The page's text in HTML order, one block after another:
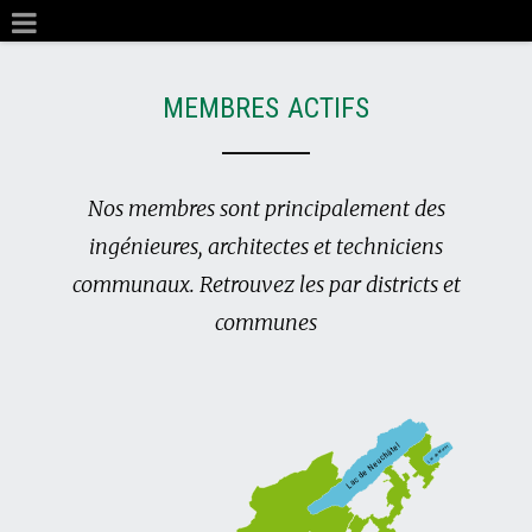
MEMBRES ACTIFS
Nos membres sont principalement des
ingénieures, architectes et techniciens
communaux. Retrouvez les par districts et
communes
LacdeNeuchâte
l
LacdeMorat